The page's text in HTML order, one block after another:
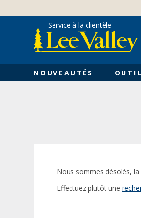
content
NOUVEAUTÉS
Service à la clientèle
Nous sommes désolés,
Effectuez plutôt une